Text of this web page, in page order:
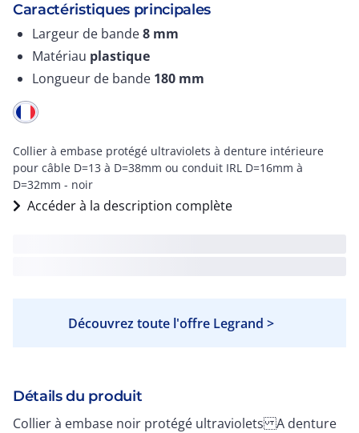
Caractéristiques principales
Largeur de bande8 mm
Matériau plastique
Longueur de bande 180 mm
Collier à embase protégé ultraviolets à denture intérieure
pour câble D=13 à D=38mm ou conduit IRL D=16mm à
D=32mm - noir
Accéder à la description complète
Découvrez toute l'offre Legrand >
Détails du produit
Collier à embase noir protégé ultraviolets A denture